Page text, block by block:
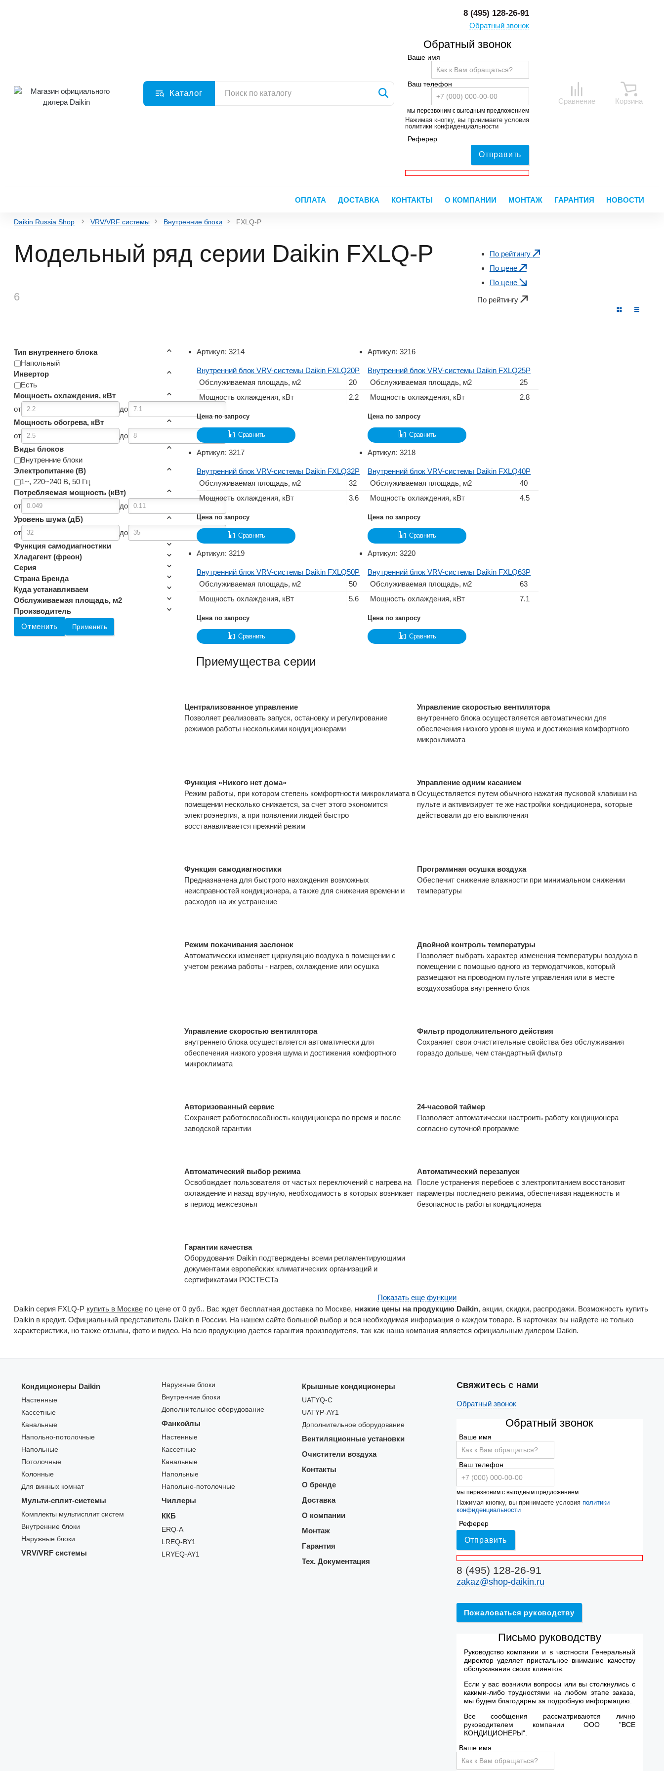
Каталог
8 (495) 128-26-91
Обратный звонок
Обратный звонок
Ваше имя
Ваш телефон
мы перезвоним с выгодным предложением
Нажимая кнопку, вы принимаете условия
политики конфиденциальности
Реферер
Отправить
Сравнение Корзина
ОПЛАТА ДОСТАВКА КОНТАКТЫ О КОМПАНИИ МОНТАЖ ГАРАНТИЯ НОВОСТИ
Daikin Russia Shop VRV/VRF системы Внутренние блоки FXLQ-P
По рейтингу
По цене
По цене
По рейтингу
Модельный ряд серии Daikin FXLQ-P
6
Тип внутреннего блока
Напольный
Инвертор
Есть
Мощность охлаждения, кВт
от
до
Мощность обогрева, кВт
от
до
Виды блоков
Внутренние блоки
Электропитание (В)
1~, 220~240 В, 50 Гц
Потребляемая мощность (кВт)
от
до
Уровень шума (дБ)
от
до
Функция самодиагностики
Хладагент (фреон)
Серия
Страна Бренда
Куда устанавливаем
Обслуживаемая площадь, м2
Производитель
Отменить
Применить
Артикул:3214
Внутренний блок VRV-системы Daikin FXLQ20P
Обслуживаемая площадь, м2
20
Мощность охлаждения, кВт
2.2
Цена по запросу
Сравнить
Артикул:3216
Внутренний блок VRV-системы Daikin FXLQ25P
Обслуживаемая площадь, м2
25
Мощность охлаждения, кВт
2.8
Цена по запросу
Сравнить
Артикул:3217
Внутренний блок VRV-системы Daikin FXLQ32P
Обслуживаемая площадь, м2
32
Мощность охлаждения, кВт
3.6
Цена по запросу
Сравнить
Артикул:3218
Внутренний блок VRV-системы Daikin FXLQ40P
Обслуживаемая площадь, м2
40
Мощность охлаждения, кВт
4.5
Цена по запросу
Сравнить
Артикул:3219
Внутренний блок VRV-системы Daikin FXLQ50P
Обслуживаемая площадь, м2
50
Мощность охлаждения, кВт
5.6
Цена по запросу
Сравнить
Артикул:3220
Внутренний блок VRV-системы Daikin FXLQ63P
Обслуживаемая площадь, м2
63
Мощность охлаждения, кВт
7.1
Цена по запросу
Сравнить
Приемущества серии
Централизованное управление
Позволяет реализовать запуск, остановку и регулирование
режимов работы несколькими кондиционерами
Управление скоростью вентилятора
внутреннего блока осуществляется автоматически для
обеспечения низкого уровня шума и достижения комфортного
микроклимата
Функция «Никого нет дома»
Режим работы, при котором степень комфортности микроклимата в
помещении несколько снижается, за счет этого экономится
электроэнергия, а при появлении людей быстро
восстанавливается прежний режим
Управление одним касанием
Осуществляется путем обычного нажатия пусковой клавиши на
пульте и активизирует те же настройки кондиционера, которые
действовали до его выключения
Функция самодиагностики
Предназначена для быстрого нахождения возможных
неисправностей кондиционера, а также для снижения времени и
расходов на их устранение
Программная осушка воздуха
Обеспечит снижение влажности при минимальном снижении
температуры
Режим покачивания заслонок
Автоматически изменяет циркуляцию воздуха в помещении с
учетом режима работы - нагрев, охлаждение или осушка
Двойной контроль температуры
Позволяет выбрать характер изменения температуры воздуха в
помещении с помощью одного из термодатчиков, который
размещают на проводном пульте управления или в месте
воздухозабора внутреннего блок
Управление скоростью вентилятора
внутреннего блока осуществляется автоматически для
обеспечения низкого уровня шума и достижения комфортного
микроклимата
Фильтр продолжительного действия
Сохраняет свои очистительные свойства без обслуживания
гораздо дольше, чем стандартный фильтр
Авторизованный сервис
Сохраняет работоспособность кондиционера во время и после
заводской гарантии
24-часовой таймер
Позволяет автоматически настроить работу кондиционера
согласно суточной программе
Автоматический выбор режима
Освобождает пользователя от частых переключений с нагрева на
охлаждение и назад вручную, необходимость в которых возникает
в период межсезонья
Автоматический перезапуск
После устранения перебоев с электропитанием восстановит
параметры последнего режима, обеспечивая надежность и
безопасность работы кондиционера
Гарантии качества
Оборудования Daikin подтверждены всеми регламентирующими
документами европейских климатических организаций и
сертификатами РОСТЕСТа
Показать еще функции
Daikin серия FXLQ-P купить в Москве по цене от 0 руб.. Вас ждет бесплатная доставка по Москве, низкие цены на продукцию Daikin, акции, скидки, распродажи. Возможность купить
Daikin в кредит. Официальный представитель Daikin в России. На нашем сайте большой выбор и вся необходимая информация о каждом товаре. В карточках вы найдете не только
характеристики, но также отзывы, фото и видео. На всю продукцию дается гарантия производителя, так как наша компания является официальным дилером Daikin.
Кондиционеры Daikin
Настенные
Кассетные
Канальные
Напольно-потолочные
Напольные
Потолочные
Колонные
Для винных комнат
Мульти-сплит-системы
Комплекты мультисплит систем
Внутренние блоки
Наружные блоки
VRV/VRF системы
Наружные блоки
Внутренние блоки
Дополнительное оборудование
Фанкойлы
Настенные
Кассетные
Канальные
Напольные
Напольно-потолочные
Чиллеры
ККБ
ERQ-A
LREQ-BY1
LRYEQ-AY1
Крышные кондиционеры
UATYQ-C
UATYP-AY1
Дополнительное оборудование
Вентиляционные установки
Очистители воздуха
Контакты
О бренде
Доставка
О компании
Монтаж
Гарантия
Тех. Документация
Свяжитесь с нами
Обратный звонок
Обратный звонок
Ваше имя
Ваш телефон
мы перезвоним с выгодным предложением
Нажимая кнопку, вы принимаете условия политики
конфиденциальности
Реферер
Отправить
8 (495) 128-26-91
zakaz@shop-daikin.ru
Пожаловаться руководству
Письмо руководству
Руководство компании и в частности Генеральный
директор уделяет пристальное внимание качеству
обслуживания своих клиентов.
Если у вас возникли вопросы или вы столкнулись с
какими-либо трудностями на любом этапе заказа,
мы будем благодарны за подробную информацию.
Все сообщения рассматриваются лично
руководителем компании ООО "ВСЕ
КОНДИЦИОНЕРЫ".
Ваше имя